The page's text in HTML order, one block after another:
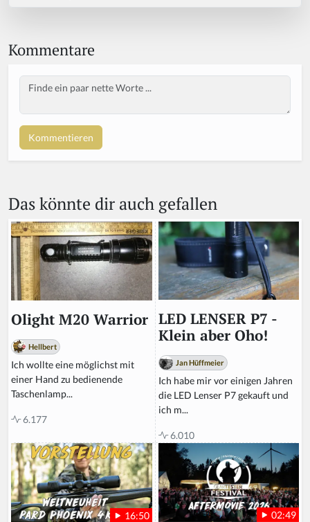
Kommentare
o
u
h
u
m
a
n,
ig
n
o
r
t
hi
d
Body
Das könnte dir auch gefallen
Olight M20 Warrior
Hellbert
Ich wollte eine möglichst mit
einer Hand zu bedienende
Taschenlamp...
6.177
LED LENSER P7 -
Klein aber Oho!
Jan Hüffmeier
Ich habe mir vor einigen Jahren
die LED Lenser P7 gekauft und
ich m...
6.010
16:50 02:49